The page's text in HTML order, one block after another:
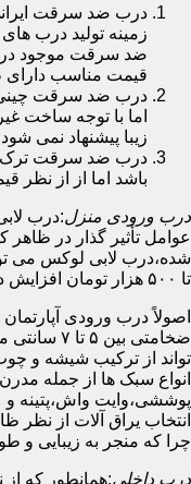
درب ضد سرقت
زمینه تولید درب
ضد سرقت موجود در
قیمت مناسب دارای
درب ضد سرقت
اما با توجه ساخت
زیبا پیشنهاد نمی
درب ضد سرقت
باشد اما از از نظر
درب ورودی منزل:درب
عوامل تأثیر گذار در
تا ۵۰۰ هزار تومان افزایش دهد.
اصولاً درب ورودی
ضخامتی
تواند از ترکیب شیشه و
انواع سبک ها از جمله
پوششی،وایت واش،پتینه و
انتخاب یراق آلات از نظر
چرا که منجر به زیبایی
درب داخلی:همانطور که